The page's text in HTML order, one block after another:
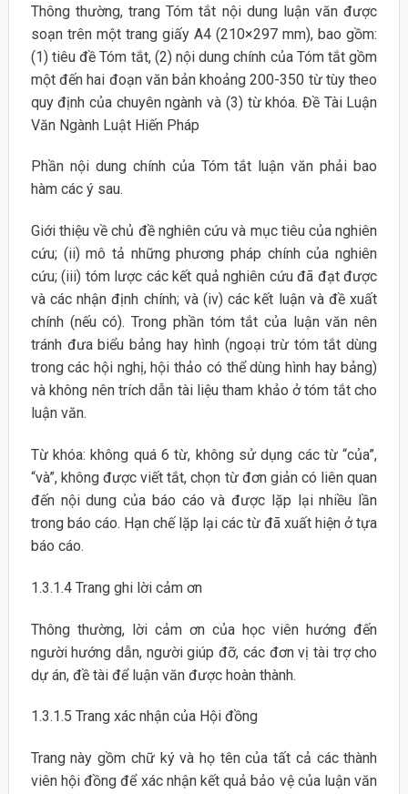
Thông thường, trang Tóm tắt nội dung luận văn được
soạn trên một trang giấy A4 (210×297 mm), bao gồm:
(1) tiêu đề Tóm tắt, (2) nội dung chính của Tóm tắt gồm
một đến hai đoạn văn bản khoảng 200-350 từ tùy theo
quy định của chuyên ngành và (3) từ khóa. Đề Tài Luận
Văn Ngành Luật Hiến Pháp
Phần nội dung chính của Tóm tắt luận văn phải bao
hàm các ý sau.
Giới thiệu về chủ đề nghiên cứu và mục tiêu của nghiên
cứu; (ii) mô tả những phương pháp chính của nghiên
cứu; (iii) tóm lược các kết quả nghiên cứu đã đạt được
và các nhận định chính; và (iv) các kết luận và đề xuất
chính (nếu có). Trong phần tóm tắt của luận văn nên
tránh đưa biểu bảng hay hình (ngoại trừ tóm tắt dùng
trong các hội nghị, hội thảo có thể dùng hình hay bảng)
và không nên trích dẫn tài liệu tham khảo ở tóm tắt cho
luận văn.
Từ khóa: không quá 6 từ, không sử dụng các từ “của”,
“và”, không được viết tắt, chọn từ đơn giản có liên quan
đến nội dung của báo cáo và được lặp lại nhiều lần
trong báo cáo. Hạn chế lặp lại các từ đã xuất hiện ở tựa
báo cáo.
1.3.1.4 Trang ghi lời cảm ơn
Thông thường, lời cảm ơn của học viên hướng đến
người hướng dẫn, người giúp đỡ, các đơn vị tài trợ cho
dự án, đề tài để luận văn được hoàn thành.
1.3.1.5 Trang xác nhận của Hội đồng
Trang này gồm chữ ký và họ tên của tất cả các thành
viên hội đồng để xác nhận kết quả bảo vệ của luận văn